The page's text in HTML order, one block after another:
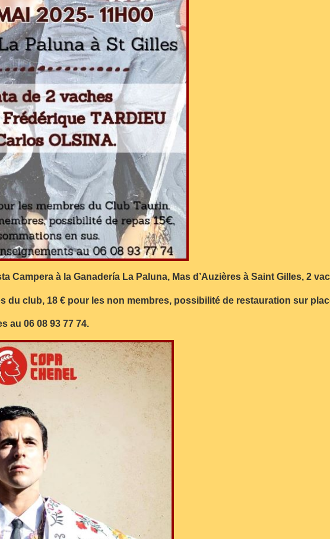
Campera à la Ganadería La Paluna, Mas d’Auzières à Saint Gilles, 2
du club, 18 € pour les non membres, possibilité de restauration sur
au 06 08 93 77 74.